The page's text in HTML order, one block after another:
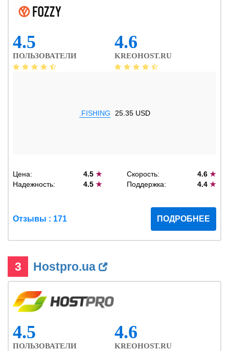
4.5
ПОЛЬЗОВАТЕЛИ
4.6
KREOHOST.RU
.FISHING 25.35 USD
Цена: 4.5★ Скорость: 4.6 ★
Надежность:
4.5★ Поддержка: 4.4 ★
Отзывы : 171 ПОДРОБНЕЕ
3 Hostpro.ua
4.5
ПОЛЬЗОВАТЕЛИ
4.6
KREOHOST.RU